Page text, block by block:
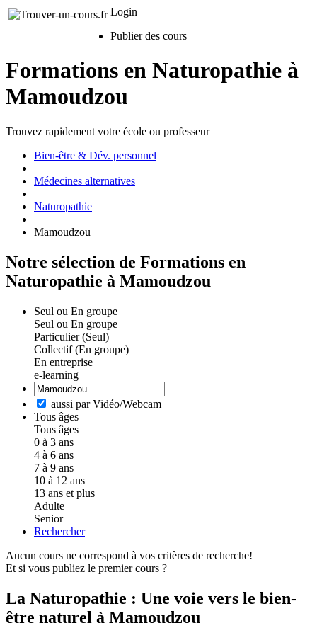
Login
Publier des cours
Formations en Naturopathie à
Mamoudzou
Trouvez rapidement votre école ou professeur
Bien-être & Dév. personnel
Médecines alternatives
Naturopathie
Mamoudzou
Notre sélection de Formations en
Naturopathie à Mamoudzou
Seul ou En groupe
Seul ou En groupe
Particulier (Seul)
Collectif (En groupe)
En entreprise
e-learning
aussi par Vidéo/Webcam
Tous âges
Tous âges
0 à 3 ans
4 à 6 ans
7 à 9 ans
10 à 12 ans
13 ans et plus
Adulte
Senior
Rechercher
Aucun cours ne correspond à vos critères de recherche!
Et si vous publiez le premier cours ?
La Naturopathie : Une voie vers le bien-
être naturel à Mamoudzou